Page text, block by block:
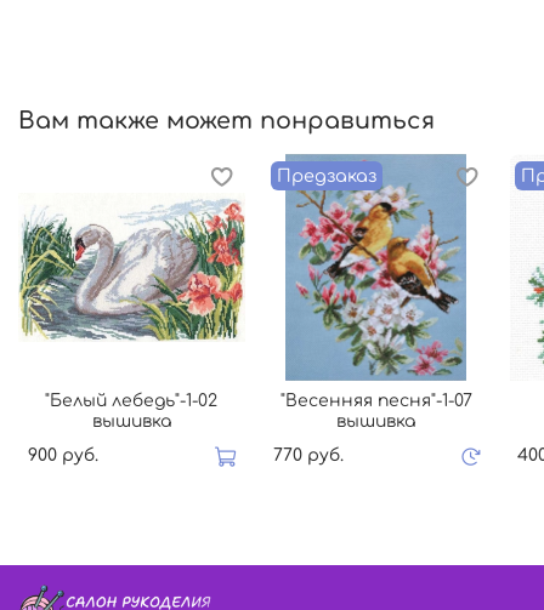
Вам также может понравиться
"Белый лебедь"-1-02
вышивка
900 руб.
Предзаказ
"Весенняя песня"-1-07
вышивка
770 руб.